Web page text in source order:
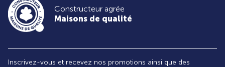
Constructeur agrée
Maisons de qualité
Inscrivez-vous et recevez nos promotions ainsi que des